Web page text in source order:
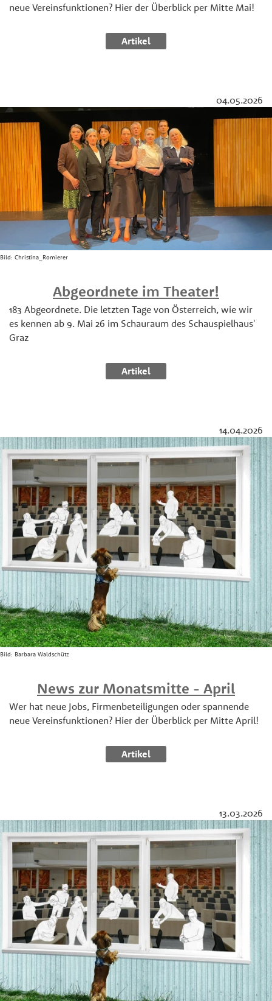
neue Vereinsfunktionen? Hier der Überblick per Mitte Mai!
Artikel
04.05.2026
Bild: Christina_Romierer
Abgeordnete im Theater!
183 Abgeordnete. Die letzten Tage von Österreich, wie wir
es kennen ab 9. Mai 26 im Schauraum des Schauspielhaus'
Graz
Artikel
14.04.2026
Bild: Barbara Waldschütz
News zur Monatsmitte - April
Wer hat neue Jobs, Firmenbeteiligungen oder spannende
neue Vereinsfunktionen? Hier der Überblick per Mitte April!
Artikel
13.03.2026